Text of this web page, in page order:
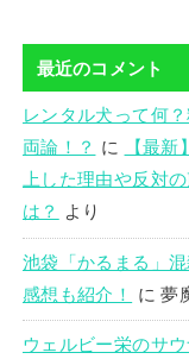
最近のコメント
レンタル犬って何
両論！？
に
【最
上した理由や反対
は？
より
池袋「かるまる」
感想も紹介！
に夢
ウェルビー栄のサ